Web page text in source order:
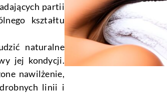
partii
kształtu
naturalne
jej kondycji.
nawilżenie,
drobnych linii i